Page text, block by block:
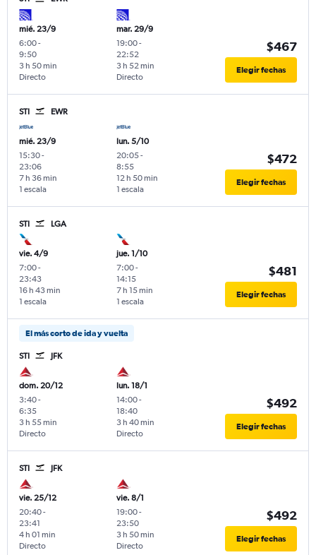
mié. 23/9
6:00-
9:50
Directo
3 h 50 min
mar. 29/9
19:00-
22:52
Directo
3 h 52 min
$467
Elegir fechas
STI EWR
mié. 23/9
15:30-
23:06
1 escala
7 h 36 min
lun. 5/10
20:05-
8:55
1 escala
12 h 50 min
$472
Elegir fechas
STI LGA
vie. 4/9
7:00-
23:43
1 escala
16 h 43 min
jue. 1/10
7:00-
14:15
1 escala
7 h 15 min
$481
Elegir fechas
El más corto de ida y vuelta
STI JFK
dom. 20/12
3:40-
6:35
Directo
3 h 55 min
lun. 18/1
14:00-
18:40
Directo
3 h 40 min
$492
Elegir fechas
STI JFK
vie. 25/12
20:40-
23:41
Directo
4 h 01 min
vie. 8/1
19:00-
23:50
Directo
3 h 50 min
$492
Elegir fechas